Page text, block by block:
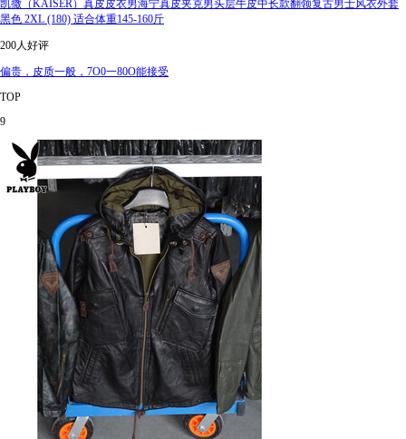
凯撒（KAISER）真皮皮衣男海宁真皮夹克男头层牛皮中长款翻领复古男士风衣外套
黑色 2XL (180) 适合体重145-160斤
200人好评
偏贵，皮质一般，7O0一80O能接受
TOP
9